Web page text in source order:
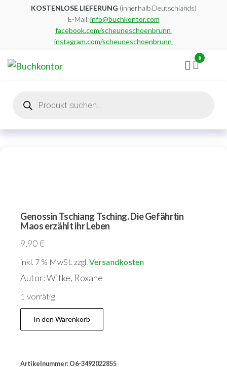
KOSTENLOSE LIEFERUNG (innerhalb Deutschlands)
E-Mail:info@buchkontor.com
facebook.com/scheuneschoenbrunn
instagram.com/scheuneschoenbrunn
0
search
Genossin Tschiang Tsching. Die Gefährtin
Maos erzählt ihr Leben
9,90€
inkl. 7 % MwSt. zzgl. Versandkosten
Autor: Witke, Roxane
1 vorrätig
Genossin
Tschiang
In den Warenkorb
Artikelnummer: O6-3492022855